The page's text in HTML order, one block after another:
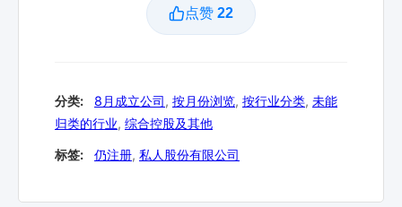
点赞 22
分类: 8月成立公司, 按月份浏览, 按行业分类, 未能
归类的行业, 综合控股及其他
标签: 仍注册, 私人股份有限公司